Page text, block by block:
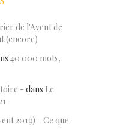
de l'Avent de
(encore)
40 000 mots,
- dans Le
2019) - Ce que